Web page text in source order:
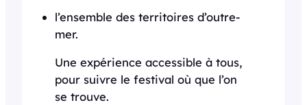
l’ensemble des territoires d’outre-
mer.
Une expérience accessible à tous,
pour suivre le festival où que l’on
se trouve.